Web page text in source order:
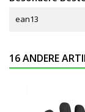
ean13
16 ANDERE